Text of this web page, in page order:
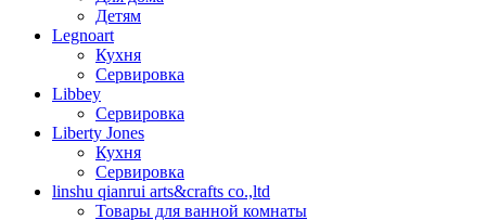
Детям
Legnoart
Кухня
Сервировка
Libbey
Сервировка
Liberty Jones
Кухня
Сервировка
linshu qianrui arts&crafts co.,ltd
Товары для ванной комнаты